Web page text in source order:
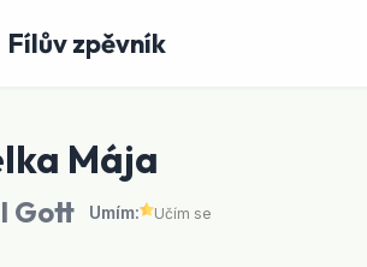
Fílův zpěvník
Mája
Gott Umím: Učím se